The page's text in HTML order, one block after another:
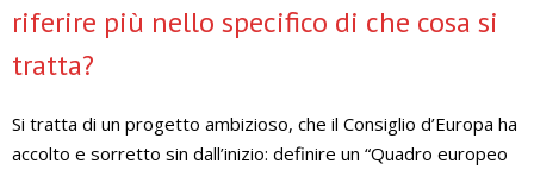
riferire più nello specifico di che cosa si
tratta?
Si tratta di un progetto ambizioso, che il Consiglio d’Europa ha
accolto e sorretto sin dall’inizio: definire un “Quadro europeo